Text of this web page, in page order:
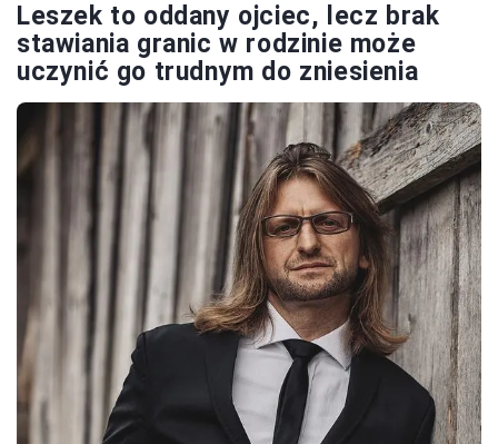
Leszek to oddany ojciec, lecz brak
stawiania granic w rodzinie może
uczynić go trudnym do zniesienia